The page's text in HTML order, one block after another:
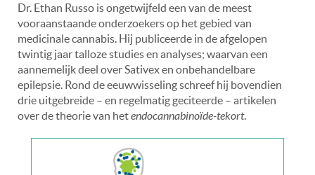
Dr. Ethan Russo is ongetwijfeld een van de meest
vooraanstaande onderzoekers op het gebied van
medicinale cannabis. Hij publiceerde in de afgelopen
twintig jaar talloze studies en analyses; waarvan een
aannemelijk deel over Sativex en onbehandelbare
epilepsie. Rond de eeuwwisseling schreef hij bovendien
drie uitgebreide – en regelmatig geciteerde – artikelen
over de theorie van hetendocannabinoïde-tekort.